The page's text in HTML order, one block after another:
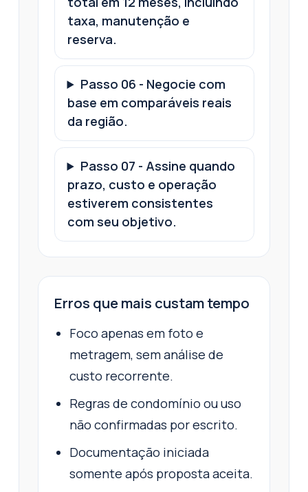
taxa, manutenção e
reserva.
Passo 06 - Negocie com
base em comparáveis reais
da região.
Passo 07 - Assine quando
prazo, custo e operação
estiverem consistentes
com seu objetivo.
Erros que mais custam tempo
Foco apenas em foto e
metragem, sem análise de
custo recorrente.
Regras de condomínio ou uso
não confirmadas por escrito.
Documentação iniciada
somente após proposta aceita.